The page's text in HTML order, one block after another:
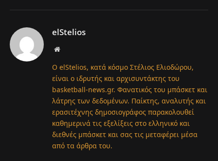
elStelios
Website
Ο elStelios, κατά κόσμο Στέλιος Ελιοδώρου,
είναι ο ιδρυτής και αρχισυντάκτης του
basketball-news.gr. Φανατικός του μπάσκετ και
λάτρης των δεδομένων. Παίκτης, αναλυτής και
ερασιτέχνης δημοσιογράφος παρακολουθεί
καθημερινά τις εξελίξεις στο ελληνικό και
διεθνές μπάσκετ και σας τις μεταφέρει μέσα
από τα άρθρα του.